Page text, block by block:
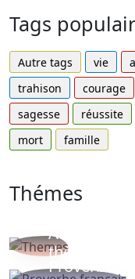
Tags
Autre tags vie
trahison
courage
sagesse
réussite
mort
famille
Thémes
Autres
thèmes
Proverbe